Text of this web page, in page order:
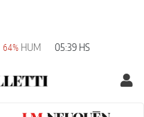
64% HUM 05:39 HS